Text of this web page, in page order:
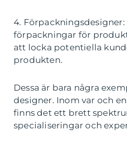
4.
förpackningar för
att locka potentiella
produkten.
Dessa är bara några
designer. Inom var och
finns det ett brett
specialiseringar och